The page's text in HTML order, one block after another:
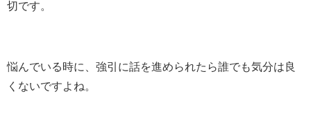
切です。
悩んでいる時に、強引に話を進められたら誰でも気分は良
くないですよね。